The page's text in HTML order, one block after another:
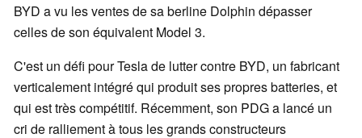
BYD a vu les ventes de sa berline Dolphin dépasser
celles de son équivalent Model 3.
C'est un défi pour Tesla de lutter contre BYD, un fabricant
verticalement intégré qui produit ses propres batteries, et
qui est très compétitif. Récemment, son PDG a lancé un
cri de ralliement à tous les grands constructeurs